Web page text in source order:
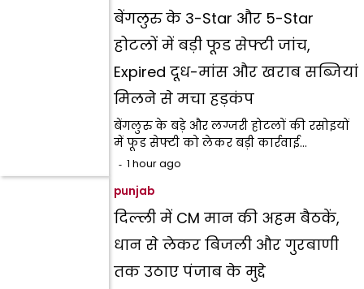
बेंगलुरु के 3-Star और 5-Star
होटलों में बड़ी फूड सेफ्टी जांच,
Expired दूध-मांस और खराब सब्जियां
मिलने से मचा हड़कंप
बेंगलुरु के बड़े और लग्जरी होटलों की रसोइयों
में फूड सेफ्टी को लेकर बड़ी कार्रवाई…
1 hour ago
punjab
दिल्ली में CM मान की अहम बैठकें,
धान से लेकर बिजली और गुरबाणी
तक उठाए पंजाब के मुद्दे